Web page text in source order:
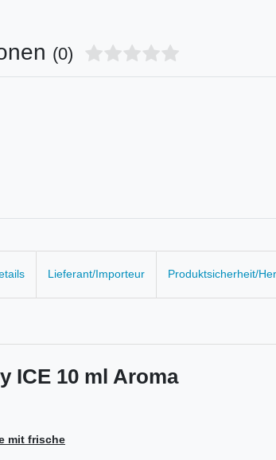
(0)
Lieferant/Importeur Produktsicherheit/
ICE 10 ml Aroma
mit frische